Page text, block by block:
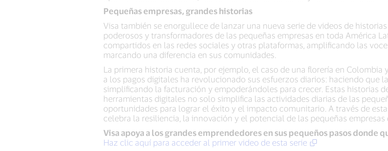
Pequeñas empresas, grandes historias
Visa también se enorgullece de lanzar una nueva serie de videos de
poderosos y transformadores de las pequeñas empresas en toda América
compartidos en las redes sociales y otras plataformas, amplificando las
marcando una diferencia en sus comunidades.
La primera historia cuenta, por ejemplo, el caso de una florería en
a los pagos digitales ha revolucionado sus esfuerzos diarios: haciendo que
simplificando la facturación y empoderándoles para crecer. Estas historias
herramientas digitales no solo simplifica las actividades diarias de las
oportunidades para lograr el éxito y el impacto comunitario. A través de
celebra la resiliencia, la innovación y el potencial de las pequeñas
Visa apoya a los grandes emprendedores en sus pequeños pasos donde
Haz clic aquí para acceder al primer video de esta serie